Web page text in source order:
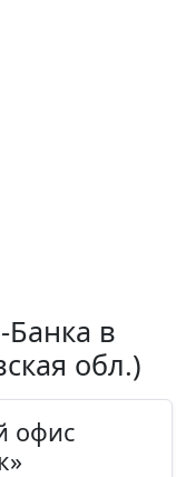
в
обл.)
офис